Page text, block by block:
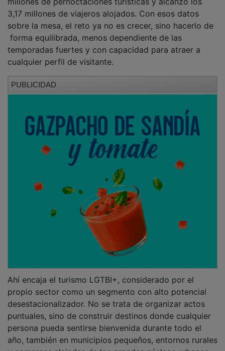
3,17 millones de viajeros alojados. Con esos datos
sobre la mesa, el reto ya no es crecer, sino hacerlo de
forma equilibrada, menos dependiente de las
temporadas fuertes y con capacidad para atraer a
cualquier perfil de visitante.
propio sector como un segmento con alto potencial
desestacionalizador. No se trata de organizar actos
puntuales, sino de construir destinos donde cualquier
persona pueda sentirse bienvenida durante todo el
año, también en municipios pequeños, entornos rurales
y comarcas alejadas de los grandes núcleos urbanos.